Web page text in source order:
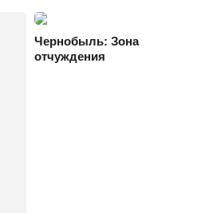
Чернобыль: Зона
отчуждения